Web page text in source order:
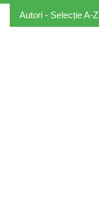
Autori - Selecție A-Z